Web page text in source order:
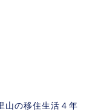
山の移住生活４年